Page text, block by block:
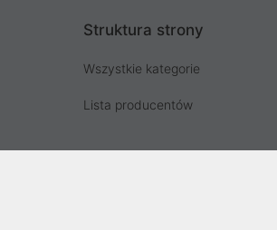
Struktura strony
Wszystkie kategorie
Lista producentów